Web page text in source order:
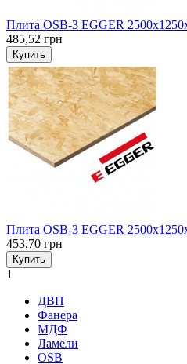
Плита OSB-3 EGGER
485,52 грн
Купить
Плита OSB-3 EGGER
453,70 грн
Купить
1
ДВП
Фанера
МДФ
Ламели
OSB